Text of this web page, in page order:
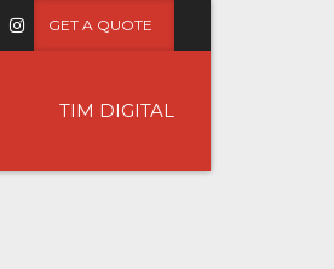
GET A QUOTE
TIM DIGITAL